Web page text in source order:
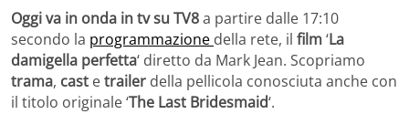
Oggi va in onda in tv su TV8a partire dalle 17:10
secondo la programmazione della rete, il film‘La
damigella perfetta‘ diretto da Mark Jean. Scopriamo
trama, cast etrailer della pellicola conosciuta anche con
il titolo originale ‘The Last Bridesmaid‘.